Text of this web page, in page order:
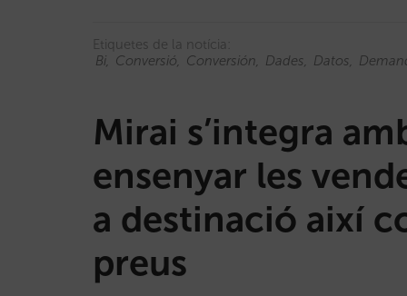
Etiquetes de la notícia:
Bi
Conversió Conversión Dades Datos
Mirai s’integra
ensenyar les
a destinació així
preus